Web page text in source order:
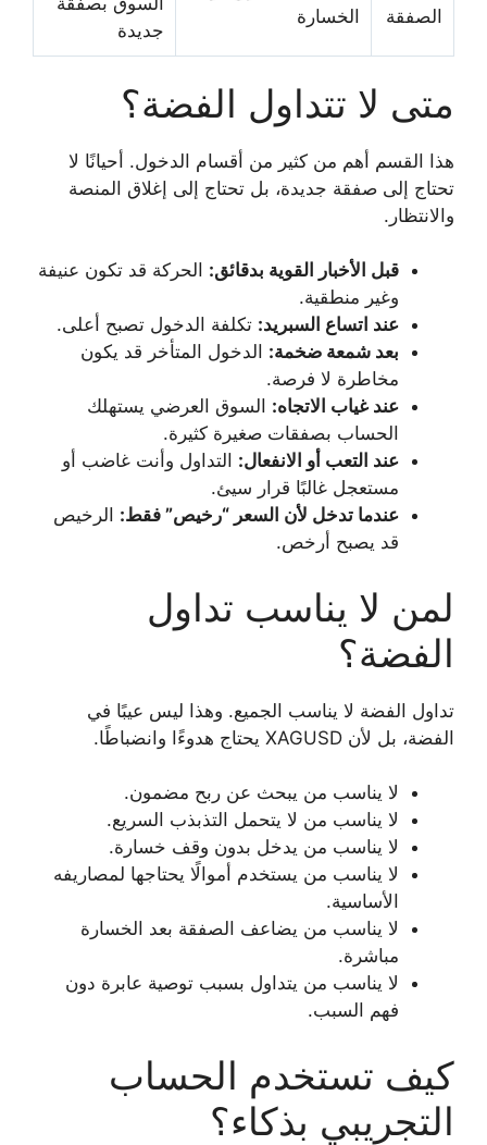
الصفقة
الخسارة
جديدة
متى لا تتداول الفضة؟
هذا القسم أهم من كثير من أقسام الدخول. أحيانًا لا
تحتاج إلى صفقة جديدة، بل تحتاج إلى إغلاق المنصة
والانتظار.
قبل الأخبار القوية بدقائق: الحركة قد تكون عنيفة
وغير منطقية.
عند اتساع السبريد: تكلفة الدخول تصبح أعلى.
بعد شمعة ضخمة: الدخول المتأخر قد يكون
مخاطرة لا فرصة.
عند غياب الاتجاه: السوق العرضي يستهلك
الحساب بصفقات صغيرة كثيرة.
عند التعب أو الانفعال: التداول وأنت غاضب أو
مستعجل غالبًا قرار سيئ.
عندما تدخل لأن السعر “رخيص” فقط: الرخيص
قد يصبح أرخص.
لمن لا يناسب تداول
الفضة؟
تداول الفضة لا يناسب الجميع. وهذا ليس عيبًا في
الفضة، بل لأن XAGUSD يحتاج هدوءًا وانضباطًا.
لا يناسب من يبحث عن ربح مضمون.
لا يناسب من لا يتحمل التذبذب السريع.
لا يناسب من يدخل بدون وقف خسارة.
لا يناسب من يستخدم أموالًا يحتاجها لمصاريفه
الأساسية.
لا يناسب من يضاعف الصفقة بعد الخسارة
مباشرة.
لا يناسب من يتداول بسبب توصية عابرة دون
فهم السبب.
كيف تستخدم الحساب
التجريبي بذكاء؟